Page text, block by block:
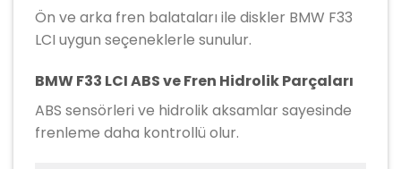
Ön ve arka fren balataları ile diskler BMW F33
LCI uygun seçeneklerle sunulur.
BMW F33 LCI ABS ve Fren Hidrolik Parçaları
ABS sensörleri ve hidrolik aksamlar sayesinde
frenleme daha kontrollü olur.